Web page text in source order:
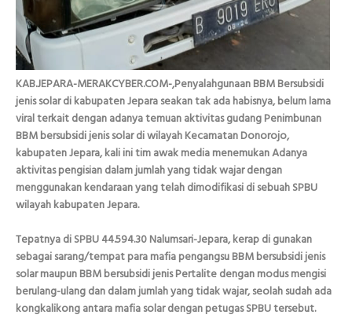
KAB.JEPARA-MERAKCYBER.COM-,Penyalahgunaan BBM Bersubsidi
jenis solar di kabupaten Jepara seakan tak ada habisnya, belum lama
viral terkait dengan adanya temuan aktivitas gudang Penimbunan
BBM bersubsidi jenis solar di wilayah Kecamatan Donorojo,
kabupaten Jepara, kali ini tim awak media menemukan Adanya
aktivitas pengisian dalam jumlah yang tidak wajar dengan
menggunakan kendaraan yang telah dimodifikasi di sebuah SPBU
wilayah kabupaten Jepara.
Tepatnya di SPBU 44.594.30 Nalumsari-Jepara, kerap di gunakan
sebagai sarang/tempat para mafia pengangsu BBM bersubsidi jenis
solar maupun BBM bersubsidi jenis Pertalite dengan modus mengisi
berulang-ulang dan dalam jumlah yang tidak wajar, seolah sudah ada
kongkalikong antara mafia solar dengan petugas SPBU tersebut.